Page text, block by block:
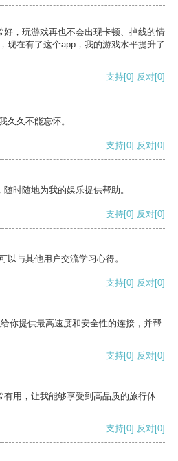
，玩游戏再也不会出现卡顿、掉线的情
现在有了这个app，我的游戏水平提升了
支持[0] 反对[0]
久久不能忘怀。
支持[0] 反对[0]
时随地为我的娱乐提供帮助。
支持[0] 反对[0]
以与其他用户交流学习心得。
支持[0] 反对[0]
你提供最高速度和安全性的连接，并帮
支持[0] 反对[0]
用，让我能够享受到高品质的旅行体
支持[0] 反对[0]